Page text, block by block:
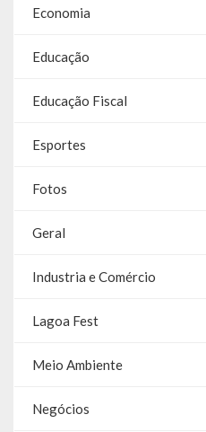
SIAFIC
Editais de Licitações
LicitaCon Cidadão
Prestação de Contas
Demonstrativos Contábeis
Economia
Educação
Educação Fiscal
Esportes
Fotos
Geral
Industria e Comércio
Lagoa Fest
Meio Ambiente
Negócios